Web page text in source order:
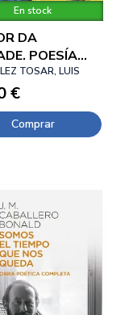
En stock
DA
POESÍA
1986-2026
TOSAR, LUIS
€
Comprar